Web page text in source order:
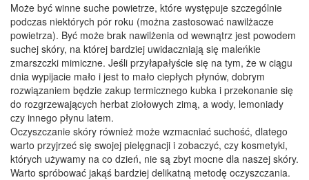
Może być winne suche powietrze, które występuje szczególnie
podczas niektórych pór roku (można zastosować nawilżacze
powietrza). Być może brak nawilżenia od wewnątrz jest powodem
suchej skóry, na której bardziej uwidaczniają się maleńkie
zmarszczki mimiczne. Jeśli przyłapałyście się na tym, że w ciągu
dnia wypijacie mało i jest to mało ciepłych płynów, dobrym
rozwiązaniem będzie zakup termicznego kubka i przekonanie się
do rozgrzewających herbat ziołowych zimą, a wody, lemoniady
czy innego płynu latem.
Oczyszczanie skóry również może wzmacniać suchość, dlatego
warto przyjrzeć się swojej pielęgnacji i zobaczyć, czy kosmetyki,
których używamy na co dzień, nie są zbyt mocne dla naszej skóry.
Warto spróbować jakąś bardziej delikatną metodę oczyszczania.